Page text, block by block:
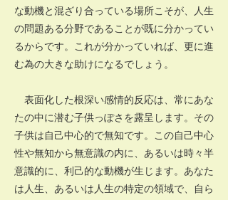
な動機と混ざり合っている場所こそが、人生
の問題ある分野であることが既に分かってい
るからです。これが分かっていれば、更に進
む為の大きな助けになるでしょう。
表面化した根深い感情的反応は、常にあな
たの中に潜む子供っぽさを露呈します。その
子供は自己中心的で無知です。この自己中心
性や無知から無意識の内に、あるいは時々半
意識的に、利己的な動機が生じます。あなた
は人生、あるいは人生の特定の領域で、自ら